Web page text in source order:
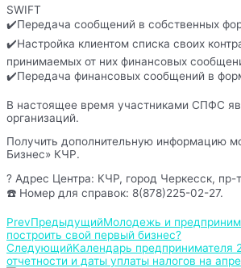
SWIFT
✔️Передача сообщений в собственных
✔️Настройка клиентом списка своих
принимаемых от них финансовых
✔️Передача финансовых сообщений в
В настоящее время участниками СПФС
организаций.
Получить дополнительную информацию
Бизнес» КЧР.
? Адрес Центра: КЧР, город Черкесск, пр-
☎️ Номер для справок: 8(878)225-02-27.
PrevПредыдущийМолодежь и
построить свой первый бизнес?
СледующийКалендарь предпринимателя
отчетности и даты уплаты налогов на